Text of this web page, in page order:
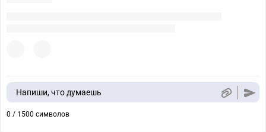
Напиши, что думаешь
0 / 1500 символов